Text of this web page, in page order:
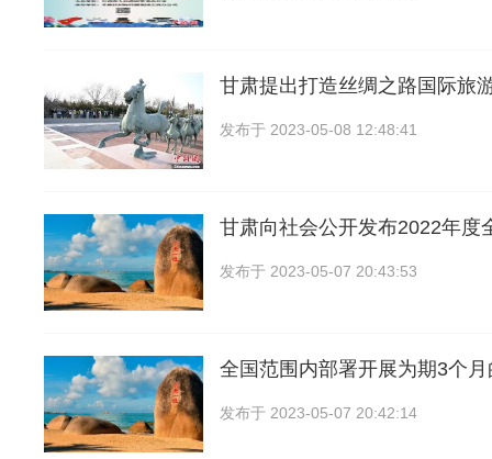
甘肃提出打造丝绸之路国际旅
发布于 2023-05-08 12:48:41
甘肃向社会公开发布2022年度
发布于 2023-05-07 20:43:53
全国范围内部署开展为期3个
发布于 2023-05-07 20:42:14